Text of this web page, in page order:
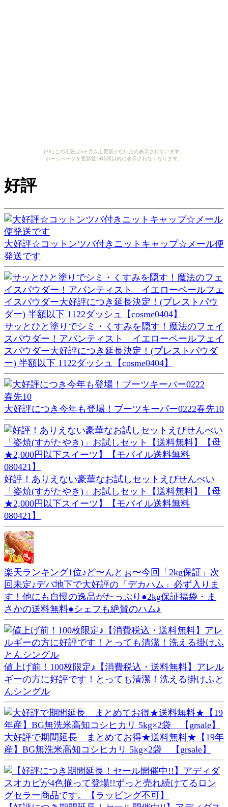
[PR] この広告は3ヶ月以上更新がないため表示されています。
ホームページを更新後24時間以内に表示されなくなります。
好評
大好評☆コットンツバ付きニットキャップ☆メール便
発送です
サッとひと塗りでシミ・くすみを隠す！魔法のフェイ
スパウダー！アバンティスト イエローベールフェイ
スパウダー大好評につき延長決定！(プレストパウダ
ー) 半額以下 1122ダッシュ【cosme0404】
大好評につき今年も登場！ブーツキーパー0222春先10
好評！ありえない豪華なお試しセットえびせんべい
「姿焼(すがたやき)」お試しセット【送料無料】【母
★2,000円以下スイーツ】【モバイル送料無料
080421】
楽天ランキング1位♪ど〜んとぉ〜今回「2kg保証」次
回未定♪デパ地下で大好評の「デカハム」必ず入りま
す！他にも自慢の逸品がたっぷり●2kg保証福袋・ま
さかの送料無料●シェフも絶賛のハム♪
値上げ前！100枚限定♪【消費税込・送料無料】アレル
ギーの方に好評です！とっても清潔！洗える掛けふと
んシングル
大好評で期間延長 まとめてお得★送料無料★【19年
産】BG無洗米高知コシヒカリ 5kg×2袋 【grsale】